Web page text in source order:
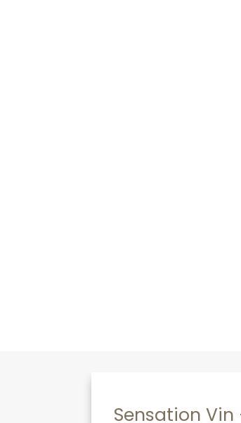
Sensation Vin